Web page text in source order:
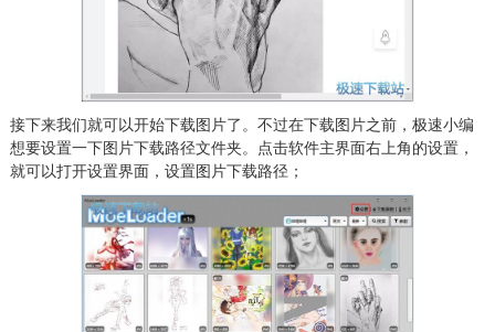
接下来我们就可以开始下载图片了。不过在下载图片之前，极速小编
想要设置一下图片下载路径文件夹。点击软件主界面右上角的设置，
就可以打开设置界面，设置图片下载路径；